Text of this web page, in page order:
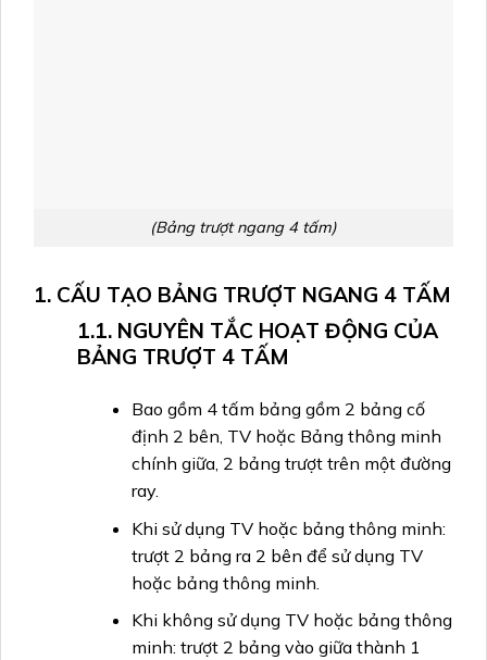
(Bảng trượt ngang 4 tấm)
1. CẤU TẠO BẢNG TRƯỢT NGANG 4 TẤM
1.1. NGUYÊN TẮC HOẠT ĐỘNG CỦA
BẢNG TRƯỢT 4 TẤM
Bao gồm 4 tấm bảng gồm 2 bảng cố
định 2 bên, TV hoặc Bảng thông minh
chính giữa, 2 bảng trượt trên một đường
ray.
Khi sử dụng TV hoặc bảng thông minh:
trượt 2 bảng ra 2 bên để sử dụng TV
hoặc bảng thông minh.
Khi không sử dụng TV hoặc bảng thông
minh: trượt 2 bảng vào giữa thành 1